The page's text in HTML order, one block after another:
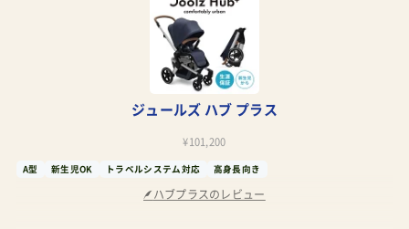
ジュールズ ハブ プラス
¥101,200
A型 新生児OK トラベルシステム対応 高身長向き
ハブプラスのレビュー